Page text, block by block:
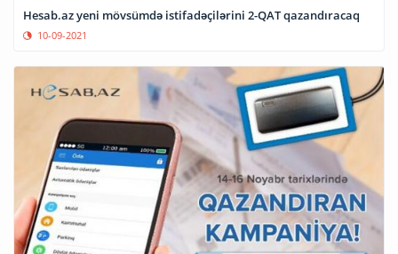
Hesab.az yeni mövsümdə istifadəçilərini 2-QAT qazandıracaq
10-09-2021